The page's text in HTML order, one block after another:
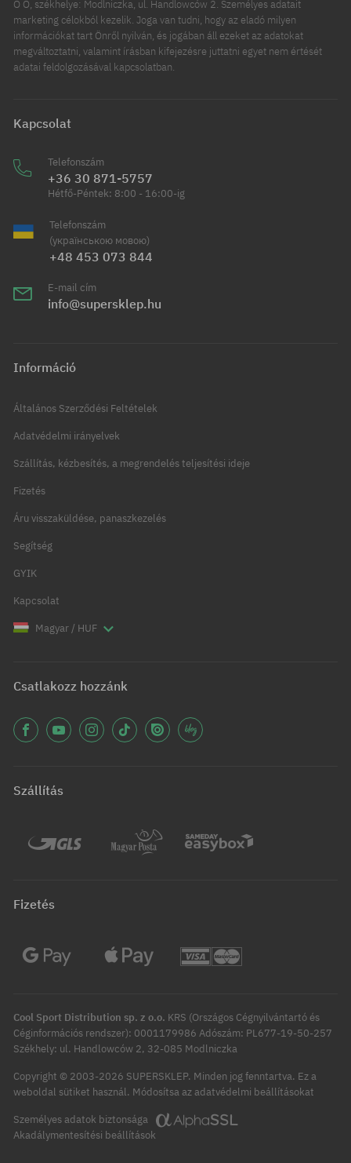
O O, székhelye: Modlniczka, ul. Handlowców 2. Személyes adatait
marketing célokból kezelik. Joga van tudni, hogy az eladó milyen
információkat tart Önről nyilván, és jogában áll ezeket az adatokat
megváltoztatni, valamint írásban kifejezésre juttatni egyet nem értését
adatai feldolgozásával kapcsolatban.
Kapcsolat
Telefonszám
+36 30 871-5757
Hétfő-Péntek: 8:00 - 16:00-ig
Telefonszám
(українською мовою)
+48 453 073 844
E-mail cím
info@supersklep.hu
Információ
Általános Szerződési Feltételek
Adatvédelmi irányelvek
Szállítás, kézbesítés, a megrendelés teljesítési ideje
Fizetés
Áru visszaküldése, panaszkezelés
Segítség
GYIK
Kapcsolat
Magyar / HUF
Csatlakozz hozzánk
Szállítás
Fizetés
Cool Sport Distribution sp. z o.o. KRS (Országos Cégnyilvántartó és
Céginformációs rendszer): 0001179986 Adószám: PL677-19-50-257
Székhely: ul. Handlowców 2, 32-085 Modlniczka
Copyright © 2003-2026 SUPERSKLEP. Minden jog fenntartva. Ez a
weboldal sütiket használ. Módosítsa az adatvédelmi beállításokat
Személyes adatok biztonsága
Akadálymentesítési beállítások